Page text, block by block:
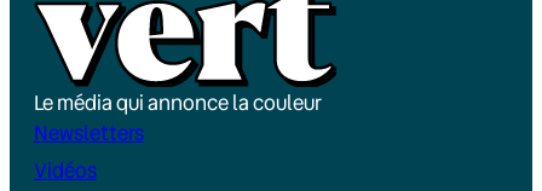
Le média qui annonce la couleur
Newsletters
Vidéos